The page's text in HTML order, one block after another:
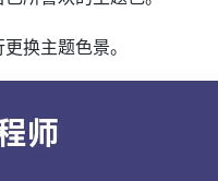
换主题色景。